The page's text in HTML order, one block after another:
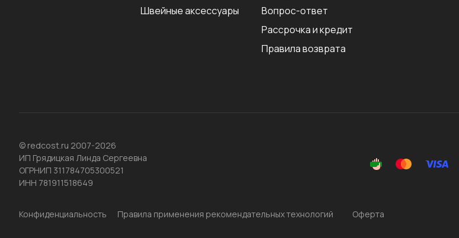
Швейные аксеcсуары
Вопрос-ответ
Рассрочка и кредит
Правила возврата
© redcost.ru 2007-2026
ИП Грядицкая Линда Сергеевна
ОГРНИП 311784705300521
ИНН 781911518649
Конфиденциальность Правила применения рекомендательных технологий Оферта